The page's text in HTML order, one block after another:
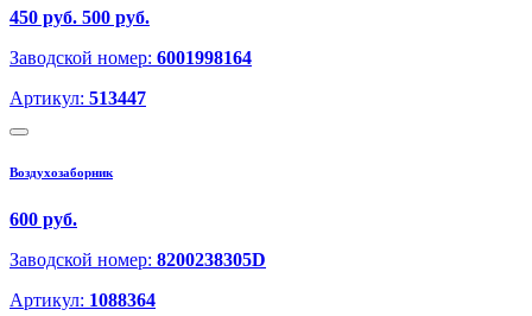
450 руб. 500 руб.
Заводской номер: 6001998164
Артикул: 513447
Воздухозаборник
600 руб.
Заводской номер: 8200238305D
Артикул: 1088364